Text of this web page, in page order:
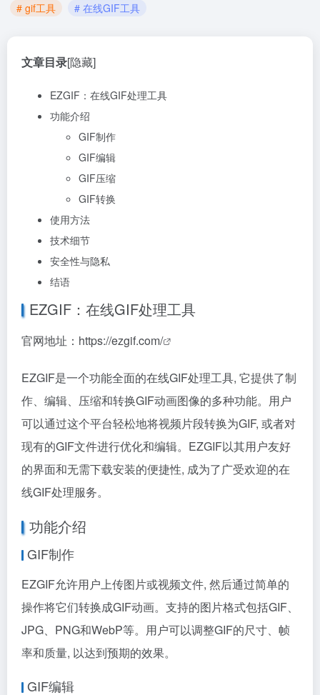
# gif工具
# 在线GIF工具
文章目录[隐藏]
EZGIF：在线GIF处理工具
功能介绍
GIF制作
GIF编辑
GIF压缩
GIF转换
使用方法
技术细节
安全性与隐私
结语
EZGIF：在线GIF处理工具
官网地址： https://ezgif.com/
EZGIF是一个功能全面的在线GIF处理工具, 它提供了制
作、编辑、压缩和转换GIF动画图像的多种功能。用户
可以通过这个平台轻松地将视频片段转换为GIF, 或者对
现有的GIF文件进行优化和编辑。EZGIF以其用户友好
的界面和无需下载安装的便捷性, 成为了广受欢迎的在
线GIF处理服务。
功能介绍
GIF制作
EZGIF允许用户上传图片或视频文件, 然后通过简单的
操作将它们转换成GIF动画。支持的图片格式包括GIF、
JPG、PNG和WebP等。用户可以调整GIF的尺寸、帧
率和质量, 以达到预期的效果。
GIF编辑